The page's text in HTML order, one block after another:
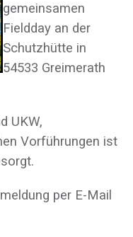
gemeinsamen
Fieldday an der
Schutzhütte in
54533 Greimerath
UKW,
Vorführungen ist
per E-Mail